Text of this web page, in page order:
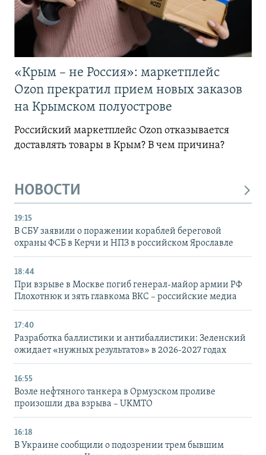
«Крым – не Россия»: маркетплейс
Ozon прекратил прием новых заказов
на Крымском полуострове
Российский маркетплейс Ozon отказывается
доставлять товары в Крым? В чем причина?
НОВОСТИ
19:15
В СБУ заявили о поражении кораблей береговой
охраны ФСБ в Керчи и НПЗ в российском Ярославле
18:44
При взрыве в Москве погиб генерал-майор армии РФ
Плохотнюк и зять главкома ВКС – российские медиа
17:40
Разработка баллистики и антибаллистики: Зеленский
ожидает «нужных результатов» в 2026-2027 годах
16:55
Возле нефтяного танкера в Ормузском проливе
произошли два взрыва – UKMTO
16:18
В Украине сообщили о подозрении трем бывшим